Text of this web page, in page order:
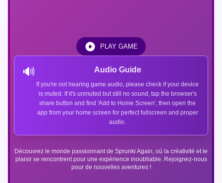
Découvrez le monde passionnant de Sprunki Again, où la créativité et le
plaisir se rencontrent pour une expérience inoubliable. Rejoignez-nous
pour de nouvelles aventures !
🔊 Audio Guide
If you're not hearing game audio, please check if your device
is muted. If it's unmuted but still no sound, tap the browser's
share button and find 'Add to Home Screen', then open the
app from your home screen for perfect fullscreen and proper
audio.
PLAY GAME